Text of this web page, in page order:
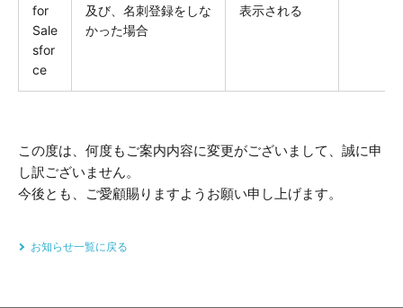
for
Sale
sfor
ce
及び、名刺登録をしな
かった場合
表示される
この度は、何度もご案内内容に変更がございまして、誠に申
し訳ございません。
今後とも、ご愛顧賜りますようお願い申し上げます。
お知らせ一覧に戻る